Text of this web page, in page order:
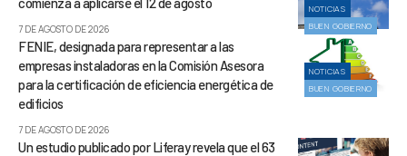
NOTICIAS
BUEN GOBIERNO
7 DE AGOSTO DE 2026
NOTICIAS
BUEN GOBIERNO
FENIE, designada para representar a las
empresas instaladoras en la Comisión Asesora
para la certificación de eficiencia energética de
edificios
7 DE AGOSTO DE 2026
Un estudio publicado por Liferay revela que el 63